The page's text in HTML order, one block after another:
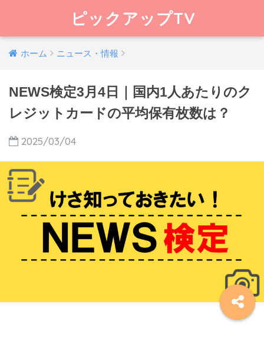
ピックアップTV
ホーム ニュース・情報
NEWS検定3月4日｜国内1人あたりのク
レジットカードの平均保有枚数は？
2025/03/04